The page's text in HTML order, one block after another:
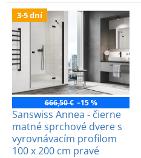
do modernej kúpeľne.
3-5 dní
666,50 € –15 %
Sanswiss Annea - čierne
matné sprchové dvere s
vyrovnávacím profilom
100 x 200 cm pravé